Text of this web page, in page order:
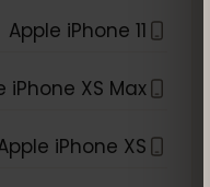
Apple iPhone 11
iPhone XS Max
Apple iPhone XS